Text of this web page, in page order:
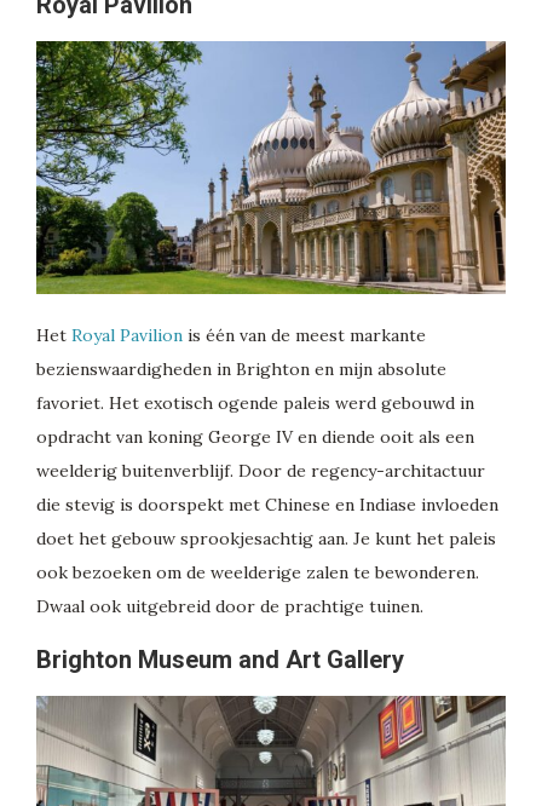
Het Royal Pavilion is één van de meest markante
bezienswaardigheden in Brighton en mijn absolute
favoriet. Het exotisch ogende paleis werd gebouwd in
opdracht van koning George IV en diende ooit als een
weelderig buitenverblijf. Door de regency-architactuur
die stevig is doorspekt met Chinese en Indiase invloeden
doet het gebouw sprookjesachtig aan. Je kunt het paleis
ook bezoeken om de weelderige zalen te bewonderen.
Dwaal ook uitgebreid door de prachtige tuinen.
Brighton Museum and Art Gallery